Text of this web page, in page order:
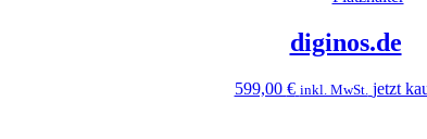
diginos.de
599,00 € inkl. MwSt. jetzt